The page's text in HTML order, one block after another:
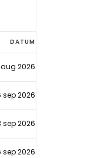
DATUM
2026
sep 2026
sep 2026
sep 2026